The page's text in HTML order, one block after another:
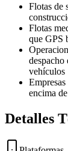
Flotas de
Flotas
que GPS
despacho
vehículos
encima
Detalles